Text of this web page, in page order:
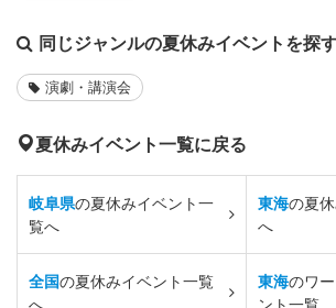
同じジャンルの夏休みイベントを探す
演劇・講演会
夏休みイベント一覧に戻る
岐阜県の夏休みイベント一
覧へ
東海の夏
へ
全国の夏休みイベント一覧
へ
東海のワ
ント一覧